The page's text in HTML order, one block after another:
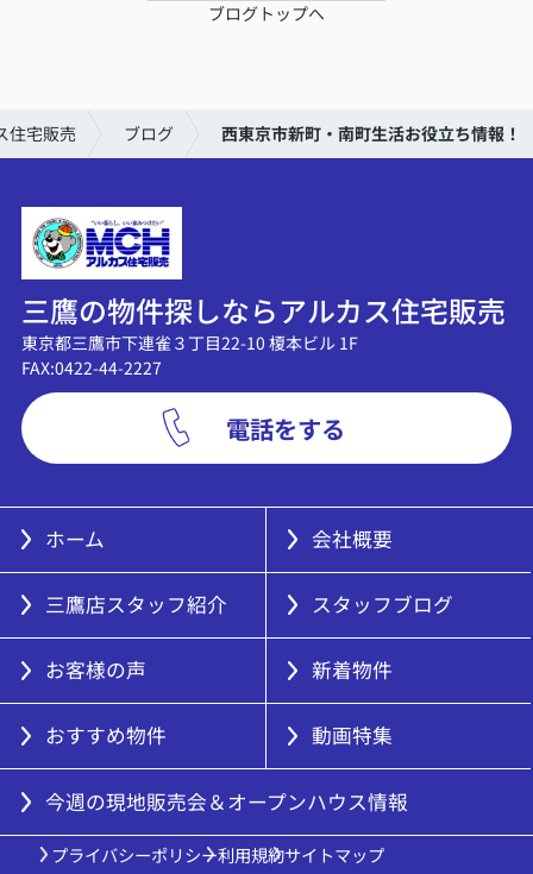
ブログトップへ
住宅販売 ブログ 西東京市新町・南町生活お役立ち情報！
三鷹の物件探しならアルカス住宅販売
東京都三鷹市下連雀３丁目22-10 榎本ビル 1F
FAX:0422-44-2227
電話をする
ホーム 会社概要
三鷹店スタッフ紹介 スタッフブログ
お客様の声 新着物件
おすすめ物件 動画特集
今週の現地販売会＆オープンハウス情報
プライバシーポリシー利用規約サイトマップ